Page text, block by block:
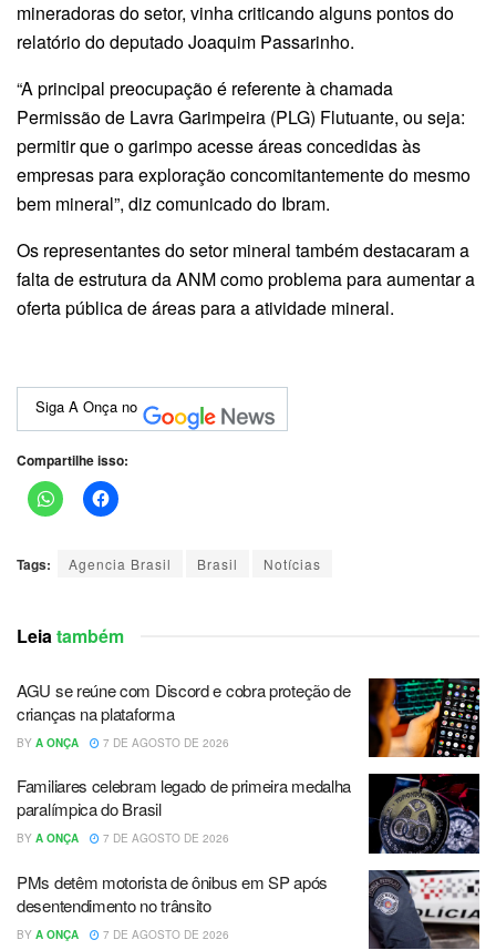
mineradoras do setor, vinha criticando alguns pontos do
relatório do deputado Joaquim Passarinho.
“A principal preocupação é referente à chamada
Permissão de Lavra Garimpeira (PLG) Flutuante, ou seja:
permitir que o garimpo acesse áreas concedidas às
empresas para exploração concomitantemente do mesmo
bem mineral”, diz comunicado do Ibram.
Os representantes do setor mineral também destacaram a
falta de estrutura da ANM como problema para aumentar a
oferta pública de áreas para a atividade mineral.
Siga A Onça no
Compartilhe isso:
Tags: Agencia Brasil Brasil Notícias
Leia também
AGU se reúne com Discord e cobra proteção de
crianças na plataforma
BY A ONÇA 7 DE AGOSTO DE 2026
Familiares celebram legado de primeira medalha
paralímpica do Brasil
BY A ONÇA 7 DE AGOSTO DE 2026
PMs detêm motorista de ônibus em SP após
desentendimento no trânsito
BY A ONÇA 7 DE AGOSTO DE 2026